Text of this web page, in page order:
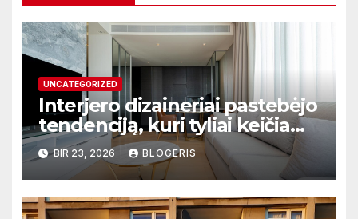
UNCATEGORIZED
Interjero dizaineriai pastebėjo
tendenciją, kuri tyliai keičia
lietuvių namus
BIR 23, 2026 BLOGERIS